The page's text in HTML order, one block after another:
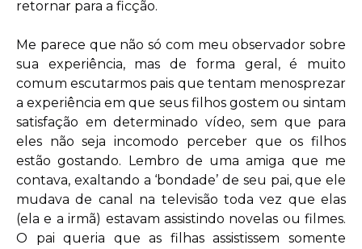
retornar para a ficção.
Me parece que não só com meu observador sobre
sua experiência, mas de forma geral, é muito
comum escutarmos pais que tentam menosprezar
a experiência em que seus filhos gostem ou sintam
satisfação em determinado vídeo, sem que para
eles não seja incomodo perceber que os filhos
estão gostando. Lembro de uma amiga que me
contava, exaltando a ‘bondade’ de seu pai, que ele
mudava de canal na televisão toda vez que elas
(ela e a irmã) estavam assistindo novelas ou filmes.
O pai queria que as filhas assistissem somente